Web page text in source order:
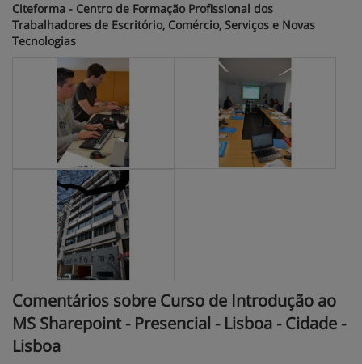
Citeforma - Centro de Formação Profissional dos
Trabalhadores de Escritório, Comércio, Serviços e Novas
Tecnologias
Comentários sobre Curso de Introdução ao
MS Sharepoint - Presencial - Lisboa - Cidade -
Lisboa